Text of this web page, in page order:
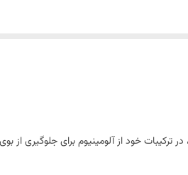
در ترکیبات خود از آلومینیوم برای جلوگیری